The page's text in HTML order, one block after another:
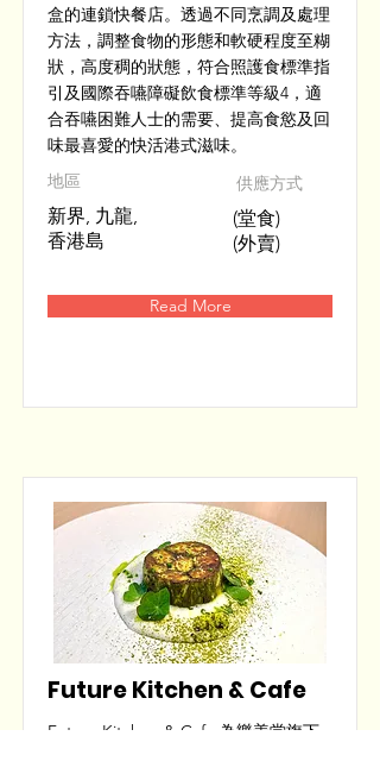
盒的連鎖快餐店。透過不同烹調及處理
方法，調整食物的形態和軟硬程度至糊
狀，高度稠的狀態，符合照護食標準指
引及國際吞嚥障礙飲食標準等級4，適
合吞嚥困難人士的需要、提高食慾及回
味最喜愛的快活港式滋味。
​地區
新界, 九龍,
香港島
供應方式
(堂食)
(外賣)
Read More
Future Kitchen & Cafe
Future Kitchen & Cafe 為樂善堂旗下